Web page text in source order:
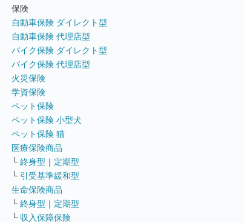
保険
自動車保険 ダイレクト型
自動車保険 代理店型
バイク保険 ダイレクト型
バイク保険 代理店型
火災保険
学資保険
ペット保険
ペット保険 小型犬
ペット保険 猫
医療保険商品
└ 終身型 ｜ 定期型
└ 引受基準緩和型
生命保険商品
└ 終身型 ｜ 定期型
└ 収入保障保険